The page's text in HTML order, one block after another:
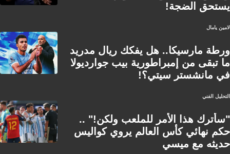
يستحق الضجة!
لامين يامال
ورطة مارسيكا.. هل يفكك ريال مدريد
ما تبقى من إمبراطورية بيب جوارديولا
في مانشستر سيتي؟!
التحليل الفني
"سأترك هذا الأمر للملعب ولكن!" ..
حكم نهائي كأس العالم يروي كواليس
حديثه مع ميسي